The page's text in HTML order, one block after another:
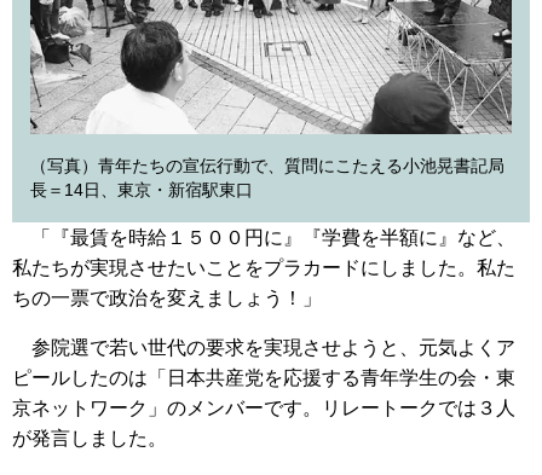
（写真）青年たちの宣伝行動で、質問にこたえる小池晃書記局
長＝14日、東京・新宿駅東口
「『最賃を時給１５００円に』『学費を半額に』など、
私たちが実現させたいことをプラカードにしました。私た
ちの一票で政治を変えましょう！」
参院選で若い世代の要求を実現させようと、元気よくア
ピールしたのは「日本共産党を応援する青年学生の会・東
京ネットワーク」のメンバーです。リレートークでは３人
が発言しました。